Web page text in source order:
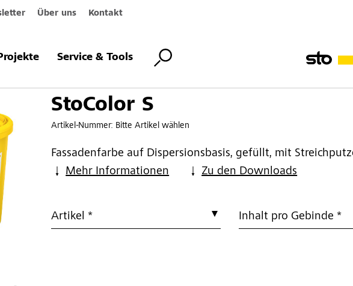
Über uns Kontakt
Service & Tools
StoColor S
Artikel-Nummer: Bitte Artikel wählen
Fassadenfarbe auf Dispersionsbasis, gefüllt, mit
Mehr Informationen
Zu den Downloads
Artikel * Inhalt pro Gebinde *